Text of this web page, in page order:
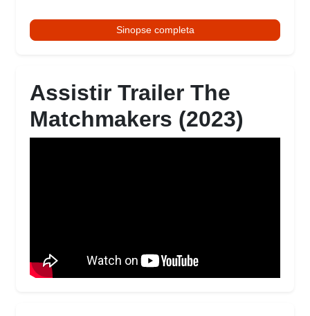
Sinopse completa
Assistir Trailer The
Matchmakers (2023)